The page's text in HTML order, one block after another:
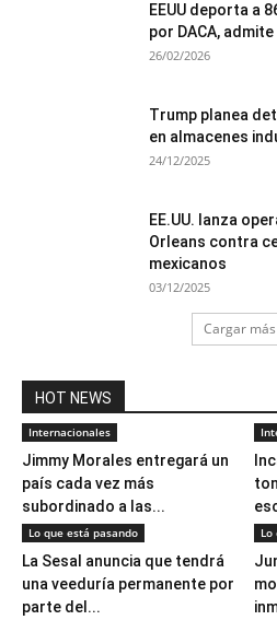
EEUU deporta a
por DACA,
26/02/2026
Trump planea
en almacenes
24/12/2025
EE.UU. lanza
Orleans contra
mexicanos
03/12/2025
Cargar más
HOT NEWS
Internacionales
Jimmy Morales entregará un
país cada vez más
subordinado a las...
Lo que está pasando
La Sesal anuncia que tendrá
una veeduría permanente por
parte del...
Lo